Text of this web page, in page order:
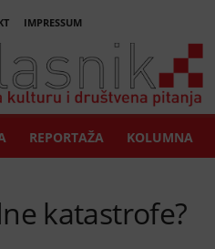
IMPRESSUM
REPORTAŽA KOLUMNA
katastrofe?